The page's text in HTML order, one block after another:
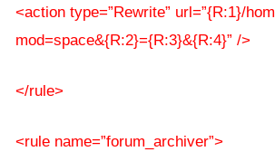
<action type=”Rewrite” url=”{R:1}/
mod=space&{R:2}={R:3}&{R:4}” />
</rule>
<rule name=”forum_archiver”>